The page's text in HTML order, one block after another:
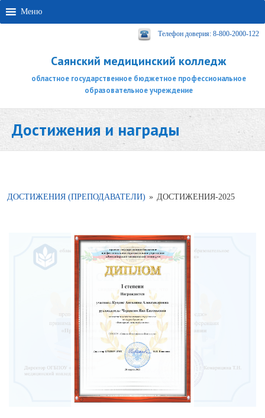
Меню
Телефон доверия: 8-800-2000-122
Саянский медицинский колледж
областное государственное бюджетное профессиональное
образовательное учреждение
Достижения и награды
ДОСТИЖЕНИЯ (ПРЕПОДАВАТЕЛИ) » ДОСТИЖЕНИЯ-2025